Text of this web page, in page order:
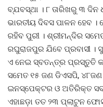
ବ୍ଯବସ୍ଥା । ୮ ତାରିଖରୁ ୩
ଭାରତୀୟ ଦିବସ ପାଳନ ହେବ
ରହିବ ପୁରୀ । ଶ୍ରୀମନ୍ଦିର
ରଘୁରାଜପୁର ଯିବେ ପ୍ରବାସୀ
ଏ ନେଇ ସ୍ବତନ୍ତ୍ର ପ୍ରସ୍ତୁତି
ସମେତ ୧୫ ଜଣ ଡିଏସପି,
ଇନସ୍ପେକ୍ଟର ଓ ଅତିରିକ୍ତ
ଏହାଛଡ଼ା ତତ ୨୩ ପ୍ଲାଟୁନ